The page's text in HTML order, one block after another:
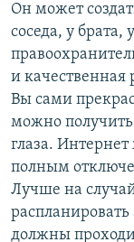
Он может
соседа, у брата,
и качественная
Вы сами
можно получить
глаза.
полным
Лучше на
должны